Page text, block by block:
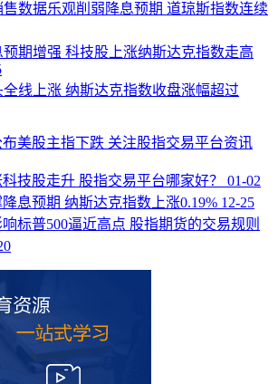
数据乐观削弱降息预期 道琼斯指数连续
期增强 科技股上涨纳斯达克指数走高
线上涨 纳斯达克指数收盘涨幅超过
美股主指下跌 关注股指交易平台资讯
技股走升 股指交易平台哪家好？
01-02
息预期 纳斯达克指数上涨0.19% 12-25
标普500逼近高点 股指期货的交易规则